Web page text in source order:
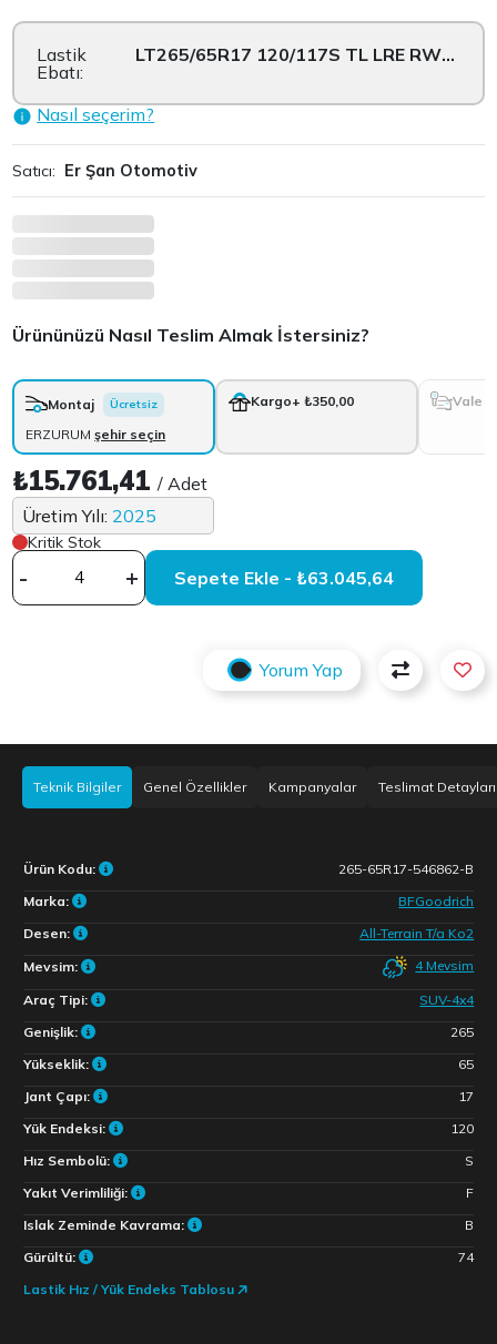
Lastik
Ebatı:
LT265/65R17 120/117S TL LRE RWL GO
Nasıl seçerim?
Satıcı: Er Şan Otomotiv
Ürününüzü Nasıl Teslim Almak İstersiniz?
Montaj Ücretsiz
ERZURUMşehir seçin
Kargo+ ₺350,00 Vale
₺15.761,41/ Adet
Üretim Yılı: 2025
Kritik Stok
- + Sepete Ekle - ₺63.045,64
Yorum Yap
Teknik Bilgiler Genel Özellikler Kampanyalar Teslimat Detayları
Ürün Kodu:
265-65R17-546862-B
Marka:
BFGoodrich
Desen:
All-Terrain T/a Ko2
Mevsim:
4 Mevsim
Araç Tipi:
SUV-4x4
Genişlik:
265
Yükseklik:
65
Jant Çapı:
17
Yük Endeksi:
120
Hız Sembolü:
S
Yakıt Verimliliği:
F
Islak Zeminde Kavrama:
B
Gürültü:
74
Lastik Hız / Yük Endeks Tablosu